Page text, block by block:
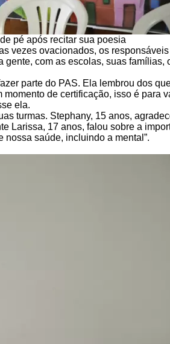
pé após recitar sua poesia
vezes ovacionados, os
com as escolas, suas
parte do PAS. Ela lembrou dos
de certificação, isso é
ela.
turmas. Stephany, 15 anos,
Larissa, 17 anos, falou sobre a
nossa saúde, incluindo a mental”.